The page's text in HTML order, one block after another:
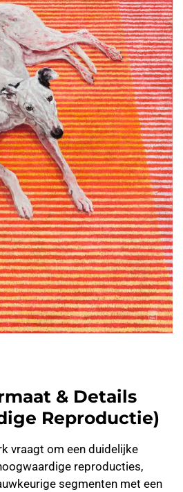
& Details
Reproductie)
vraagt om een duidelijke
reproducties,
segmenten met een